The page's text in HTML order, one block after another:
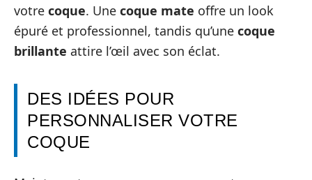
votre coque. Une coque mate offre un look
épuré et professionnel, tandis qu’une coque
brillante attire l’œil avec son éclat.
DES IDÉES POUR
PERSONNALISER VOTRE
COQUE